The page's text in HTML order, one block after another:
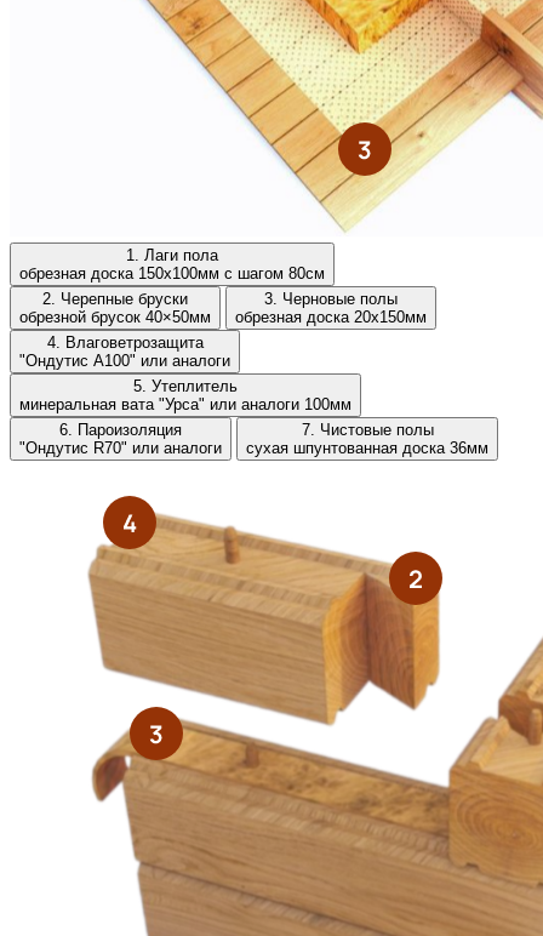
1. Лаги пола
обрезная доска 150х100мм с шагом 80см
2. Черепные бруски
обрезной брусок 40×50мм
3. Черновые полы
обрезная доска 20х150мм
4. Влаговетрозащита
"Ондутис А100" или аналоги
5. Утеплитель
минеральная вата "Урса" или аналоги 100мм
6. Пароизоляция
"Ондутис R70" или аналоги
7. Чистовые полы
сухая шпунтованная доска 36мм